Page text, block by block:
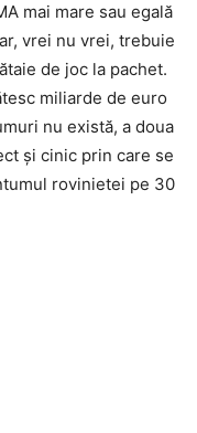
mai mare sau egală
vrei nu vrei, trebuie
de joc la pachet.
miliarde de euro
nu există, a doua
și cinic prin care se
rovinietei pe 30